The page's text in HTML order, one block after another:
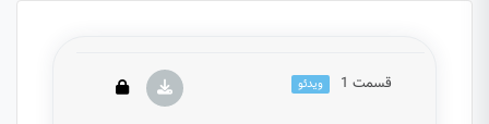
قسمت 1 ویدئو